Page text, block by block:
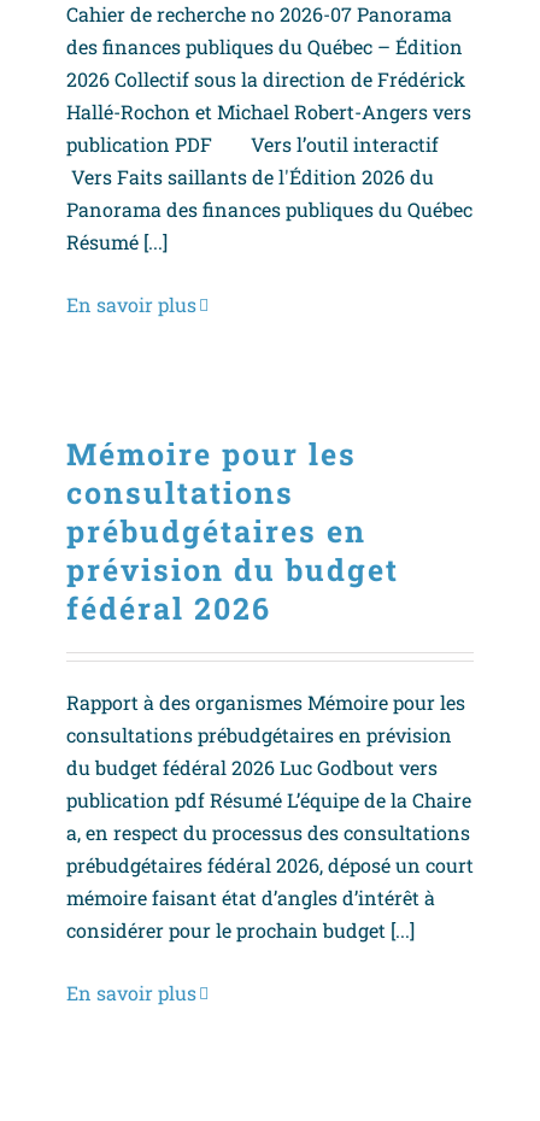
Cahier de recherche no 2026-07 Panorama
des finances publiques du Québec – Édition
2026 Collectif sous la direction de Frédérick
Hallé-Rochon et Michael Robert-Angers vers
publication PDF Vers l’outil interactif
Vers Faits saillants de l'Édition 2026 du
Panorama des finances publiques du Québec
Résumé [...]
En savoir plus
Mémoire pour les
consultations
prébudgétaires en
prévision du budget
fédéral 2026
Rapport à des organismes Mémoire pour les
consultations prébudgétaires en prévision
du budget fédéral 2026 Luc Godbout vers
publication pdf Résumé L’équipe de la Chaire
a, en respect du processus des consultations
prébudgétaires fédéral 2026, déposé un court
mémoire faisant état d’angles d’intérêt à
considérer pour le prochain budget [...]
En savoir plus